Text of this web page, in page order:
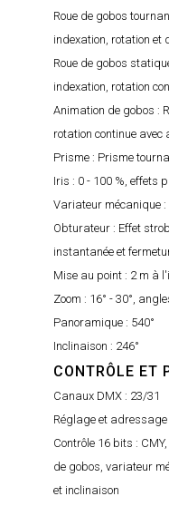
Roue de gobos
indexation, rotation et
Roue de gobos
indexation, rotation
Animation de gobos :
rotation continue
Prisme : Prisme
Iris : 0 - 100 %, effets
Variateur mécanique :
Obturateur : Effet
instantanée et
Mise au point : 2 m à
Zoom : 16° - 30°,
Panoramique : 540°
Inclinaison : 246°
CONTRÔLE ET
Canaux DMX : 23/31
Réglage et adressage
Contrôle 16 bits :
de gobos, variateur
et inclinaison